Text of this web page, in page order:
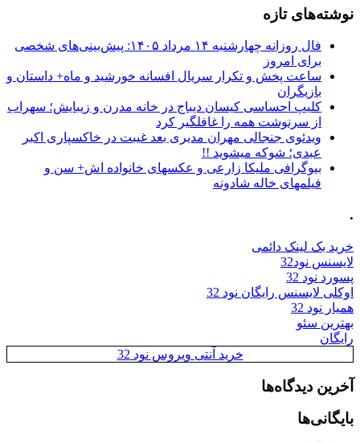
نوشته‌های تازه
فال روزانه چهارشنبه ۱۴ مرداد ۱۴۰۵: پیش‌بینی‌های شخصی
برای امروز
ساعت پخش و تکرار سریال افسانه خورشید و ماه+ داستان و
بازیگران
کلیپ احساسی کیسان دیباج در خانه مدرن و زیبایش؛ سهراب
از سرنوشت همه را غافلگیر کرد
ویدئوی جنجالی مهران مدیری بعد غیبت در خاکسپاری اکبر
عبدی؛ شوکه میشوید !!
بیوگرافی ملیکا زارعی و عکسهای خانواده اش+ سن و
فیلمهای خاله شادونه
.
خرید بک لینک دائمی
لایسنس نود32
پسورد نود 32
اوکلی لایسنس رایگان نود 32
همیار نود 32
بهترین سئو
رایگان
خرید آنتی ویروس نود 32
آخرین دیدگاه‌ها
بایگانی‌ها